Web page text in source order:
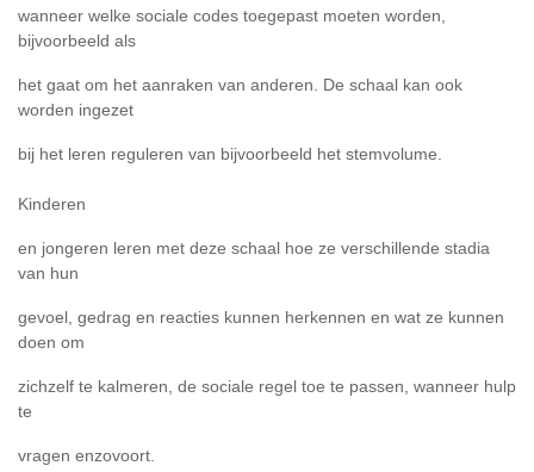
wanneer welke sociale codes toegepast moeten worden,
bijvoorbeeld als
het gaat om het aanraken van anderen. De schaal kan ook
worden ingezet
bij het leren reguleren van bijvoorbeeld het stemvolume.
Kinderen
en jongeren leren met deze schaal hoe ze verschillende stadia
van hun
gevoel, gedrag en reacties kunnen herkennen en wat ze kunnen
doen om
zichzelf te kalmeren, de sociale regel toe te passen, wanneer hulp
te
vragen enzovoort.